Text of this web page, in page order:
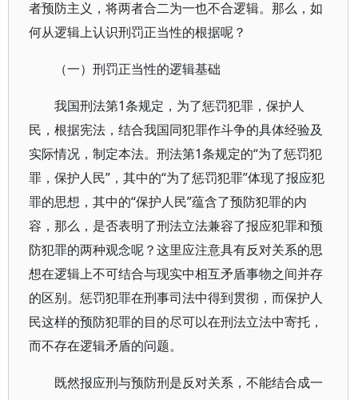
者预防主义，将两者合二为一也不合逻辑。那么，如
何从逻辑上认识刑罚正当性的根据呢？
（一）刑罚正当性的逻辑基础
我国刑法第1条规定，为了惩罚犯罪，保护人
民，根据宪法，结合我国同犯罪作斗争的具体经验及
实际情况，制定本法。刑法第1条规定的“为了惩罚犯
罪，保护人民”，其中的“为了惩罚犯罪”体现了报应犯
罪的思想，其中的“保护人民”蕴含了预防犯罪的内
容，那么，是否表明了刑法立法兼容了报应犯罪和预
防犯罪的两种观念呢？这里应注意具有反对关系的思
想在逻辑上不可结合与现实中相互矛盾事物之间并存
的区别。惩罚犯罪在刑事司法中得到贯彻，而保护人
民这样的预防犯罪的目的尽可以在刑法立法中寄托，
而不存在逻辑矛盾的问题。
既然报应刑与预防刑是反对关系，不能结合成一